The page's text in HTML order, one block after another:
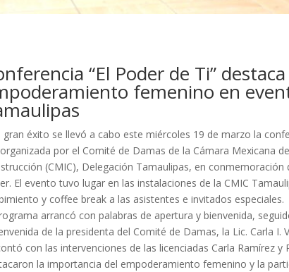
“El Poder de Ti”
femenino en
gran éxito se llevó a cabo este miércoles 19 de marzo la
organizada por el Comité de Damas de la Cámara Mexicana
(CMIC), Delegación Tamaulipas, en conmemoración
El evento tuvo lugar en las instalaciones de la CMIC
y coffee break a las asistentes e invitados especiales.
arrancó con palabras de apertura y bienvenida,
de la presidenta del Comité de Damas, la Lic. Carla I.
con las intervenciones de las licenciadas Carla Ramírez y
la importancia del empoderamiento femenino y la